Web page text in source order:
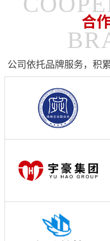
合
公司依托品牌服务，积